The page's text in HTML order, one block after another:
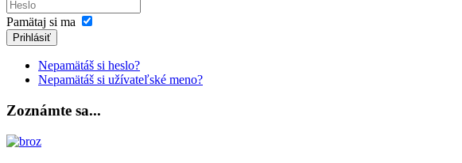
Pamätaj si ma
Prihlásiť
Nepamätáš si heslo?
Nepamätáš si užívateľské meno?
Zoznámte sa...